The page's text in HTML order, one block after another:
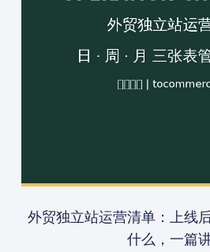
外贸独立站运营清单：上线
什么，一篇